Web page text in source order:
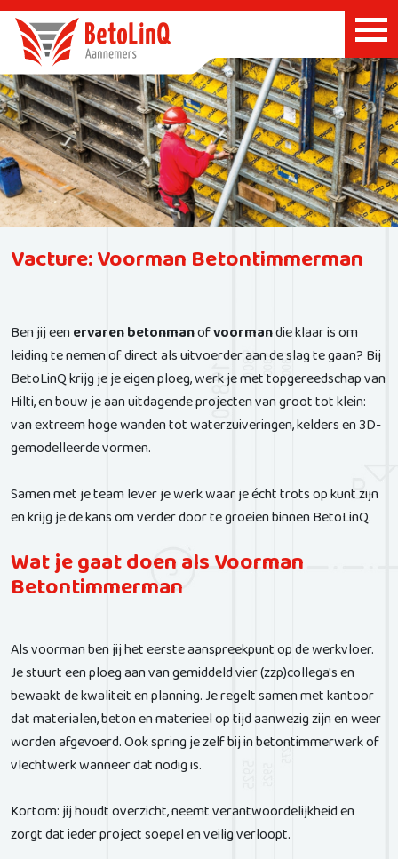
Vacture: Voorman Betontimmerman
Ben jij eenervaren betonmanofvoormandie klaar is om
leiding te nemen of direct als uitvoerder aan de slag te gaan? Bij
BetoLinQ krijg je je eigen ploeg, werk je met topgereedschap van
Hilti, en bouw je aan uitdagende projecten van groot tot klein:
van extreem hoge wanden tot waterzuiveringen, kelders en 3D-
gemodelleerde vormen.
Samen met je team lever je werk waar je écht trots op kunt zijn
en krijg je de kans om verder door te groeien binnen BetoLinQ.
Wat je gaat doen als Voorman
Betontimmerman
Als voorman ben jij het eerste aanspreekpunt op de werkvloer.
Je stuurt een ploeg aan van gemiddeld vier (zzp)collega's en
bewaakt de kwaliteit en planning. Je regelt samen met kantoor
dat materialen, beton en materieel op tijd aanwezig zijn en weer
worden afgevoerd. Ook spring je zelf bij in betontimmerwerk of
vlechtwerk wanneer dat nodig is.
Kortom: jij houdt overzicht, neemt verantwoordelijkheid en
zorgt dat ieder project soepel en veilig verloopt.